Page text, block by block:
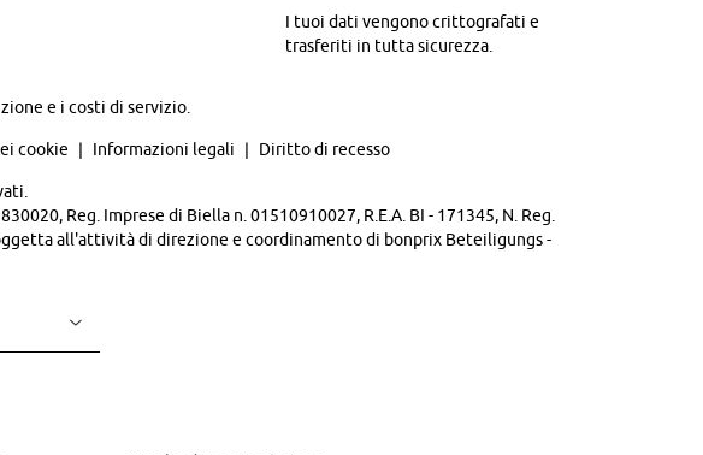
I tuoi dati vengono crittografati e
trasferiti in tutta sicurezza.
e i costi di servizio.
cookie Informazioni legali Diritto di recesso
Reg. Imprese di Biella n. 01510910027, R.E.A. BI - 171345, N. Reg.
all'attività di direzione e coordinamento di bonprix Beteiligungs -